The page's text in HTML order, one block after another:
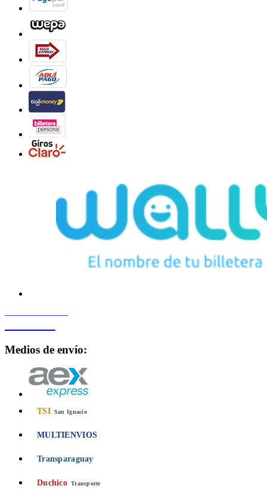
Medios de envío:
TSI San Ignacio
MULTIENVIOS
Transparaguay
Duchico Transporte